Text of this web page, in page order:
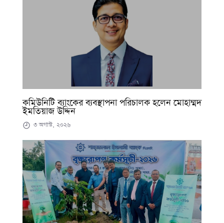
কমিউনিটি ব্যাংকের ব্যবস্থাপনা পরিচালক হলেন মোহাম্মদ
ইমতিয়াজ উদ্দিন
৩ অগাস্ট, ২০২৬